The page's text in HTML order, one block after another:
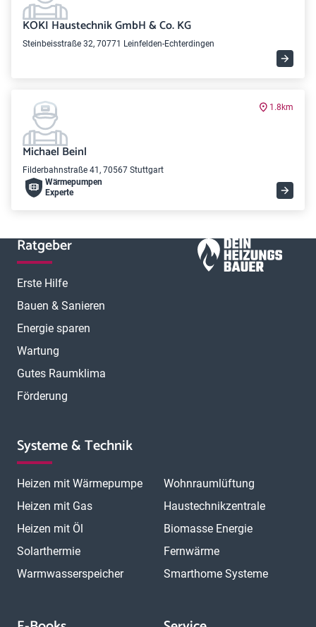
KOKI Haustechnik GmbH & Co. KG
Steinbeisstraße 32, 70771 Leinfelden-Echterdingen
1.8km
Michael Beinl
Filderbahnstraße 41, 70567 Stuttgart
Wärme­pumpen
Experte
Ratgeber
Erste Hilfe
Bauen & Sanieren
Energie sparen
Wartung
Gutes Raumklima
Förderung
Systeme & Technik
Heizen mit Wärmepumpe
Heizen mit Gas
Heizen mit Öl
Solarthermie
Warmwasserspeicher
Wohnraumlüftung
Haustechnikzentrale
Biomasse Energie
Fernwärme
Smarthome Systeme